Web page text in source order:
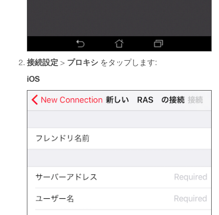
接続設定 > プロキシ をタップします:
iOS